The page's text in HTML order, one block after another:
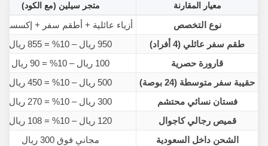
معيار المقارنة متجر سيلين (مع الكود)
نوع التخصص
أزياء عائلية + أطقم سفر +
طقم سفر عائلي (4 أفراد)
950 ريال – 10% = 855 ريال
قارورة حصرية
100 ريال – 10% = 90 ريال
حقيبة سفر متوسطة (24 بوصة)
500 ريال – 10% = 450 ريال
فستان نسائي محتشم
300 ريال – 10% = 270 ريال
قميص رجالي كاجوال
120 ريال – 10% = 108 ريال
الشحن داخل السعودية
مجاني فوق 300 ريال